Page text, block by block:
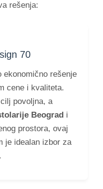
rešenja:
70
ekonomično rešenje
cene i kvaliteta.
povoljna, a
Beograd i
prostora, ovaj
je idealan izbor za